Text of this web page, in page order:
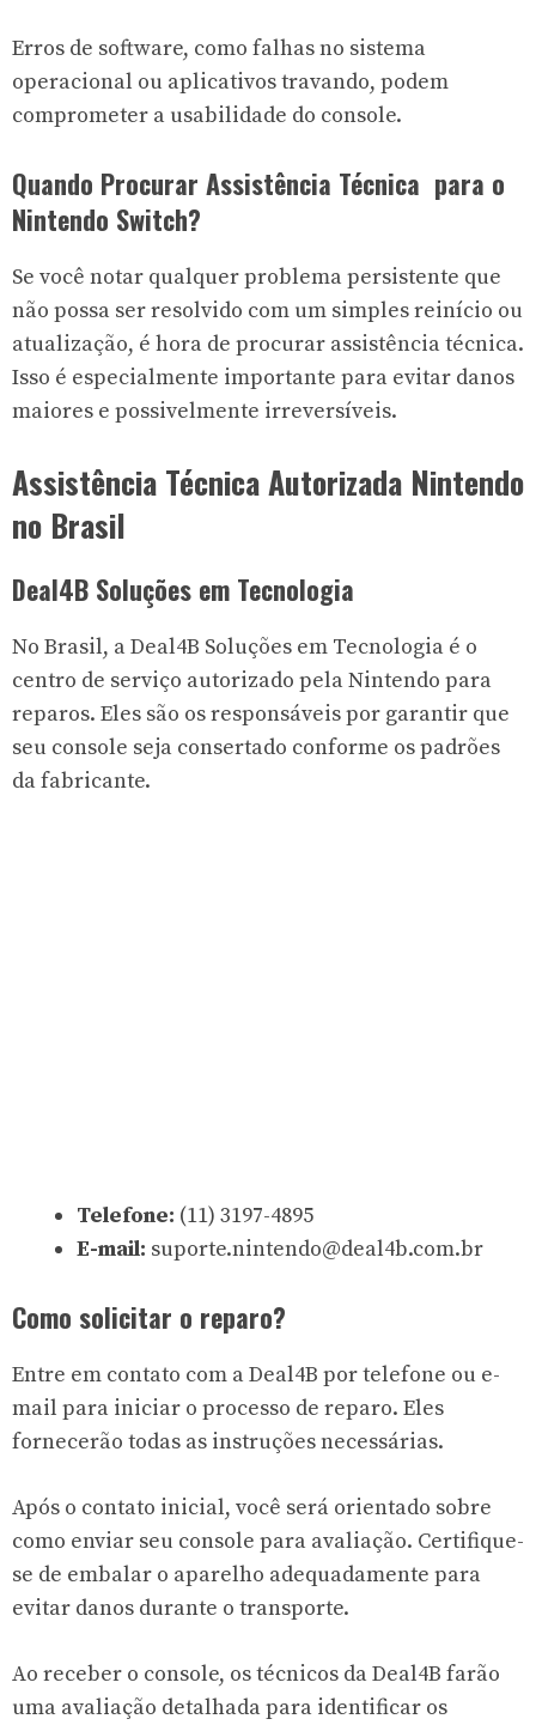
Erros de software, como falhas no sistema
operacional ou aplicativos travando, podem
comprometer a usabilidade do console.
Quando Procurar Assistência Técnica para o
Nintendo Switch?
Se você notar qualquer problema persistente que
não possa ser resolvido com um simples reinício ou
atualização, é hora de procurar assistência técnica.
Isso é especialmente importante para evitar danos
maiores e possivelmente irreversíveis.
Assistência Técnica Autorizada Nintendo
no Brasil
Deal4B Soluções em Tecnologia
No Brasil, a Deal4B Soluções em Tecnologia é o
centro de serviço autorizado pela Nintendo para
reparos. Eles são os responsáveis por garantir que
seu console seja consertado conforme os padrões
da fabricante.
Telefone: (11) 3197-4895
E-mail: suporte.nintendo@deal4b.com.br
Como solicitar o reparo?
Entre em contato com a Deal4B por telefone ou e-
mail para iniciar o processo de reparo. Eles
fornecerão todas as instruções necessárias.
Após o contato inicial, você será orientado sobre
como enviar seu console para avaliação. Certifique-
se de embalar o aparelho adequadamente para
evitar danos durante o transporte.
Ao receber o console, os técnicos da Deal4B farão
uma avaliação detalhada para identificar os